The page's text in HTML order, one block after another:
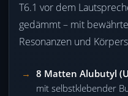
T6.1 vor dem
gedämmt – mit
Resonanzen und
8 Matten Alubutyl
mit selbstklebender